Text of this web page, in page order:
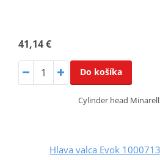
41,14 €
Do košíka
Cylinder head
Hlava valca Evok